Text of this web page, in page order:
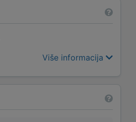
Više informacija